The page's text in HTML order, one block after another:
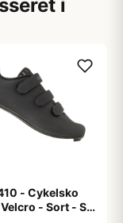
i
- Cykelsko
- Sort - Str.